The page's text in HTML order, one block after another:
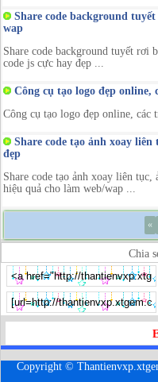
Share code background
wap
Share code background tuyết rơi
code js cực hay đẹp ...
Công cụ tạo logo đẹp
Công cụ tạo logo đẹp online, các
Share code tạo ảnh xoay
đẹp
Share code tạo ảnh xoay liên
hiệu quả cho làm web/wap ...
«
Chia
Copyright ©